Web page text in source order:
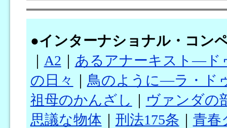
●インターナショナル・コン
A2
あるアナーキスト―ド
の日々
鳥のように―ラ・ド
祖母のかんざし
ヴァンダの
思議な物体
刑法175条
青春